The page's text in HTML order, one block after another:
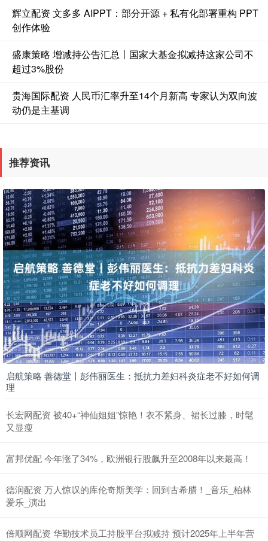
辉立配资 文多多 AIPPT：部分开源 + 私有化部署重构 PPT
创作体验
盛康策略 增减持公告汇总丨国家大基金拟减持这家公司不
超过3%股份
贵海国际配资 人民币汇率升至14个月新高 专家认为双向波
动仍是主基调
推荐资讯
启航策略 善德堂丨彭伟丽医生：抵抗力差妇科炎症老不好如何调
理
长宏网配资 被40+“神仙姐姐”惊艳！衣不紧身、裙长过膝，时髦
又显瘦
富邦优配 今年涨了34%，欧洲银行股飙升至2008年以来最高！
德润配资 万人惊叹的库伦奇斯美学：回到古希腊！_音乐_柏林
爱乐_演出
倍顺网配资 华勤技术员工持股平台拟减持 预计2025年上半年营